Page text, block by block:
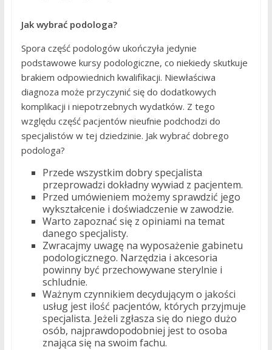
Jak wybrać podologa?
Spora część podologów ukończyła jedynie
podstawowe kursy podologiczne, co niekiedy skutkuje
brakiem odpowiednich kwalifikacji. Niewłaściwa
diagnoza może przyczynić się do dodatkowych
komplikacji i niepotrzebnych wydatków. Z tego
względu część pacjentów nieufnie podchodzi do
specjalistów w tej dziedzinie. Jak wybrać dobrego
podologa?
Przede wszystkim dobry specjalista
przeprowadzi dokładny wywiad z pacjentem.
Przed umówieniem możemy sprawdzić jego
wykształcenie i doświadczenie w zawodzie.
Warto zapoznać się z opiniami na temat
danego specjalisty.
Zwracajmy uwagę na wyposażenie gabinetu
podologicznego. Narzędzia i akcesoria
powinny być przechowywane sterylnie i
schludnie.
Ważnym czynnikiem decydującym o jakości
usług jest ilość pacjentów, których przyjmuje
specjalista. Jeżeli zgłasza się do niego dużo
osób, najprawdopodobniej jest to osoba
znająca się na swoim fachu.